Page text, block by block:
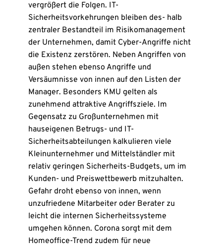
vergrößert die Folgen. IT-
Sicherheitsvorkehrungen bleiben des- halb
zentraler Bestandteil im Risikomanagement
der Unternehmen, damit Cyber-Angriffe nicht
die Existenz zerstören. Neben Angriffen von
außen stehen ebenso Angriffe und
Versäumnisse von innen auf den Listen der
Manager. Besonders KMU gelten als
zunehmend attraktive Angriffsziele. Im
Gegensatz zu Großunternehmen mit
hauseigenen Betrugs- und IT-
Sicherheitsabteilungen kalkulieren viele
Kleinunternehmer und Mittelständler mit
relativ geringen Sicherheits-Budgets, um im
Kunden- und Preiswettbewerb mitzuhalten.
Gefahr droht ebenso von innen, wenn
unzufriedene Mitarbeiter oder Berater zu
leicht die internen Sicherheitssysteme
umgehen können. Corona sorgt mit dem
Homeoffice-Trend zudem für neue